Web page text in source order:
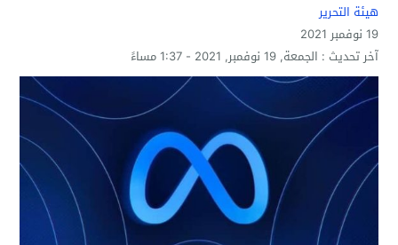
هيئة التحرير
19 نوفمبر 2021
آخر تحديث : الجمعة, 19 نوفمبر, 2021 - 1:37 مساءً